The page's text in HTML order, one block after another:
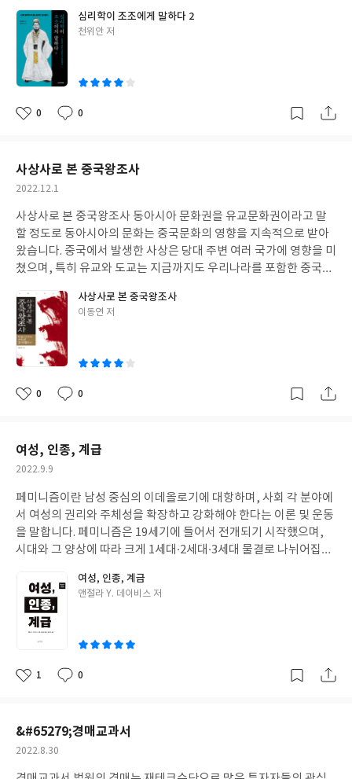
화룡점정, 땅’에서는 재테크 수단으로 부동산이 각광 받은 이유와
특히 토지가 훌륭한 재테크 수단인 이유를 설명합니다. ‘2장 고수소
가는 내공쌓기’에서는 땅을 투자함에 있어서 세워야 할 기준을 제시
하고 있고, ‘3장 대박을 노리기 전에 땅을 이해 하라’에서는 땅의 가
치를 파악 할 수 있는 안목에 대하여 알려 줍니다. ‘4장 대박을 가져
오는 땅 투자 실전스킬’에서는 맹지탈출 방법이나 분할 합병등을 통
하여 땅의 가치를 증대 시킬 수 있는 고수들의 실전 기법을 알려 줍
다. 부록에서는 토지 투자로 주목해야 할 곳을 설명하면서 책을 마무
리 짓습니다. 이책은 토지 투자에 관심은 있지만 어디서부터 시작해
야 할지 모르는 분들이 읽으면 좋은 책입니다.
란한 시기에 천하를 차지하기 위해 대립하던 위나라, 촉나라, 오나
라를 말하는 데, 소설 삼국지는 앞서 말한 세 나라를 건국하고 통치
하였던 조조, 유비, 손권이 천하의 패권을 차지하기 다투는 것을 소
재로 한 책입니다. 삼국지에는 많은 관우, 장비, 제갈공명등 많은 영
웅들이 등장하지만, 결국 위나라 조조가 삼국을 통일하게 됩니다.
이 책 ‘심리학이 조조에게 말하다’는 삼국을 통일한 조조에게 현대
더로서 조조가 상대의 심리를 이용하는데 탁월하였다는 점을 사회
심리학을 조조에 대입하여 설명하면서 사회심리학의 주요 이론을
알기 쉽게 설명하고 있습니다. 이 책의 지은이 천위안은 심리학자이
며 닝보대학 특임교수이자 작가로 활동하고 있습니다. 미디어 그룹
임원으로 재직했으며 미국, 일본, 홍콩, 대만에서 연구 및 강의 활동
을 이어 왔습다. 그는 현대 사회심리학 이론을 통해 역사 속 인물이
나 사건을 분석하는 ‘심리설사(心理說史)’의 창시자로 통합니다. 이
쟁과 도전의 기술 조조 판단의 기준‘ 으로 구성되어 있습니다. 이처
럼 이 책은 조조가 삼국을 통일하였다는 점에서 그가 삼국을 통일 할
수 있었던 요인을 조조개인적인 측면에서 분석하여 그가 리더로서
사람들을 움직일 수 있었던 능력을 조조의 현대 심리학적으로 해석
합니다. 물론 현대심리학 이론을 설명하기 위해 맞지 않는 사례에 이
론을 적용시킨 부분이 없지는 않지만, 그것도 그 이론을 소개하고
설명한다는 점에서 독자들에게 유익함을 주지 않는 것은 아니었다
수 있는 심리학이론을 쉽게 다가갈 수 있도록 한 것이라 생각합니다.
심리학이 조조에게 말하다 2
글
천위안 저
좋
0
댓
0
작
사상사로 본 중국왕조사
작
일
2022.12.1
사상사로 본 중국왕조사 동아시아 문화권을 유교문화권이라고 말
할 정도로 동아시아의 문화는 중국문화의 영향을 지속적으로 받아
왔습니다. 중국에서 발생한 사상은 당대 주변 여러 국가에 영향을 미
쳤으며, 특히 유교와 도교는 지금까지도 우리나라를 포함한 중국과
상사를 알아야 하는 하나의 이유가 될 것입니다. 이번에 까치 출판사
에서 출간된 ‘사상사로 본 중국왕조사’는 중국 역사의 시작과 청나라
까지를 서술한 중국역사서입니다. 이 책은 삼황오제에서부터 청나
라까지 중국의 역사를 이야기 하는데, 다른 중국역사서와 차별이 되
는 특징은 과거 성립하고 소멸하기를 반복하였던 중국역사에 등장
한 국가들을 사상사를 중심으로 설명한다는 것입니다. 중국 역사의
치가 일치하는 대표적인 나라가 바로 진나라인데 진나라는 법가사
상을 채택하여 사상최초로 중국을 통일 시킬 수 있었습니다. 이 책에
서 소개된 사상중 흥미로웠던 사상은 유가 출신인 묵자가 주장한 겸
애사상과 도가 출신인 양주의 위아주의 였습니다. 묵가는 겸애를 주
장하였습니다. 공자는 ‘인’을 중심으로 자신의 사상을 전개하였는
데, ‘인’은 차별이 있는 사랑, 즉 혈연에 대한 사랑을 말합니다. 하지
만 묵가의 겸애는 혈연관계를 초월한 모든 인간에 대한 평등한 사랑
든 인간은 평등하다는 것으로 생각이 이를 수 밖에 없습니다. 인간의
역사에서 노예제도가 폐지된 것은 100여년이 되지 않았습니다. 그
런데 지금으로부터 2500여년 전에, 그것도 노예가 당연시되던 시절
모든 인간이 평등하고, 인간이라면 인간이라는 이유하나만으로 사
랑받아야 한다는 사상을 전개 했다는 것이 놀랍기만 합니다. 묵가가
주장한 겸애에서 묵가의 인류애를 느낄 수 있었습니다. 한편, 양주
는 ‘위아주의’ 즉, 자신만을 위하여야 한다고 주장하여 많은 비판을
니다. ‘천하와 자신의 털’ 중에서 자신의 털이 더 소중하는 말인데, 이
로써 그는 많은 사람들로부터 극단적인 개인주의라고 비판받게 됩
니다. 하지만 500여년간 끊이 없이 지속된 전쟁은 저마다 천하를 위
사상사로 본 중국왕조사
글
이동연 저
좋
0
댓
0
작
여성, 인종, 계급
작
일
2022.9.9
페미니즘이란 남성 중심의 이데올로기에 대항하며, 사회 각 분야에
서 여성의 권리와 주체성을 확장하고 강화해야 한다는 이론 및 운동
을 말합니다. 페미니즘은 19세기에 들어서 전개되기 시작했으며,
시대와 그 양상에 따라 크게 1세대·2세대·3세대 물결로 나뉘어집니
성의 평등과 성적해방추구를, 3세대는 이전 페미니즘이 백인여성
들의 전유물이었다는 비판에서 출발하여 페미니즘을 계급, 인종문
제로 확대하였습니다. 흑인 여성주의를 의미하는 블랙 페미니즘은
성차별, 계급 억압, 젠더 정체성, 인종차별이 불가분하게 묶여 있다
고 주장하는 학파입니다. 앞에서 열거한 개념들이 교차하며 서로를
강화하는 것을 상호교차성이라고 불리우는데, 흑인 여성의 경험은
여서는 이해 할 수 없다는 것입니다. 그 둘은 서로를 강화시키기 때
문입니다. 블랙 페미니즘 지지자들은 흑인 여성들이 백인 여성과는
권력 구조 내에서 근본적으로 다른 방식으로 존재한다고 주장합니
다. 화이트 페미니스트는 상호교차성 문제를 인식하지 못하는 페미
여성, 인종, 계급
글
앤절라 Y. 데이비스 저
좋
1
댓
0
작
&#65279;경매교과서
작
2022.8.30